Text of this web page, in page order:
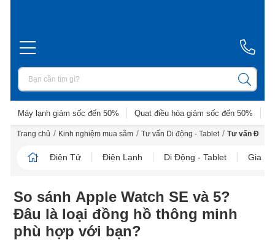
Máy lạnh giảm sốc đến 50% Quạt điều hòa giảm sốc đến 50%
Trang chủ / Kinh nghiệm mua sắm / Tư vấn Di động - Tablet / Tư vấn Điện
Điện Tử Điện Lạnh Di Động - Tablet Gia
So sánh Apple Watch SE và 5?
Đâu là loại đồng hồ thông minh
phù hợp với bạn?